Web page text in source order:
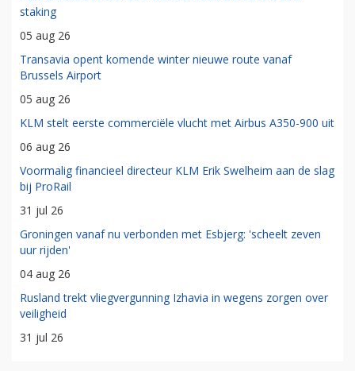
staking
05 aug 26
Transavia opent komende winter nieuwe route vanaf
Brussels Airport
05 aug 26
KLM stelt eerste commerciële vlucht met Airbus A350-900 uit
06 aug 26
Voormalig financieel directeur KLM Erik Swelheim aan de slag
bij ProRail
31 jul 26
Groningen vanaf nu verbonden met Esbjerg: 'scheelt zeven
uur rijden'
04 aug 26
Rusland trekt vliegvergunning Izhavia in wegens zorgen over
veiligheid
31 jul 26